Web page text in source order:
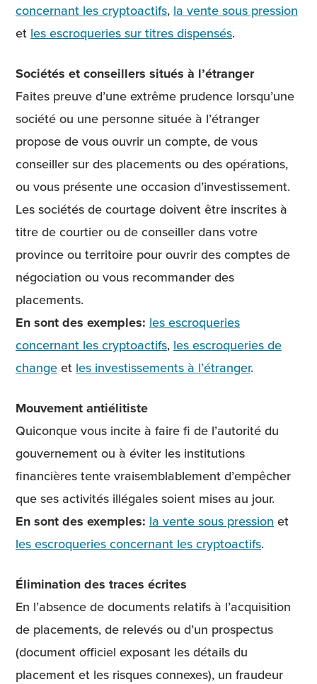
concernant les cryptoactifs, la vente sous pression
et les escroqueries sur titres dispensés.
Sociétés et conseillers situés à l’étranger
Faites preuve d’une extrême prudence lorsqu’une
société ou une personne située à l’étranger
propose de vous ouvrir un compte, de vous
conseiller sur des placements ou des opérations,
ou vous présente une occasion d’investissement.
Les sociétés de courtage doivent être inscrites à
titre de courtier ou de conseiller dans votre
province ou territoire pour ouvrir des comptes de
négociation ou vous recommander des
placements.
En sont des exemples: les escroqueries
concernant les cryptoactifs, les escroqueries de
change et les investissements à l’étranger.
Mouvement antiélitiste
Quiconque vous incite à faire fi de l’autorité du
gouvernement ou à éviter les institutions
financières tente vraisemblablement d’empêcher
que ses activités illégales soient mises au jour.
En sont des exemples: la vente sous pression et
les escroqueries concernant les cryptoactifs.
Élimination des traces écrites
En l’absence de documents relatifs à l’acquisition
de placements, de relevés ou d’un prospectus
(document officiel exposant les détails du
placement et les risques connexes), un fraudeur